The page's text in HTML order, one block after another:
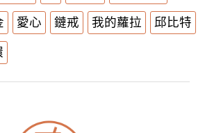
愛心 鏈戒 我的蘿拉 邱比特